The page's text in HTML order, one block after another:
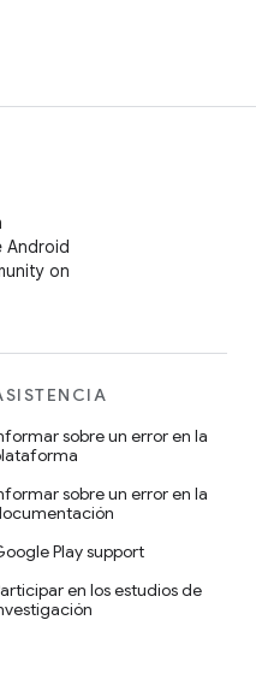
Android
on
sobre un error en la
sobre un error en la
Play support
en los estudios de